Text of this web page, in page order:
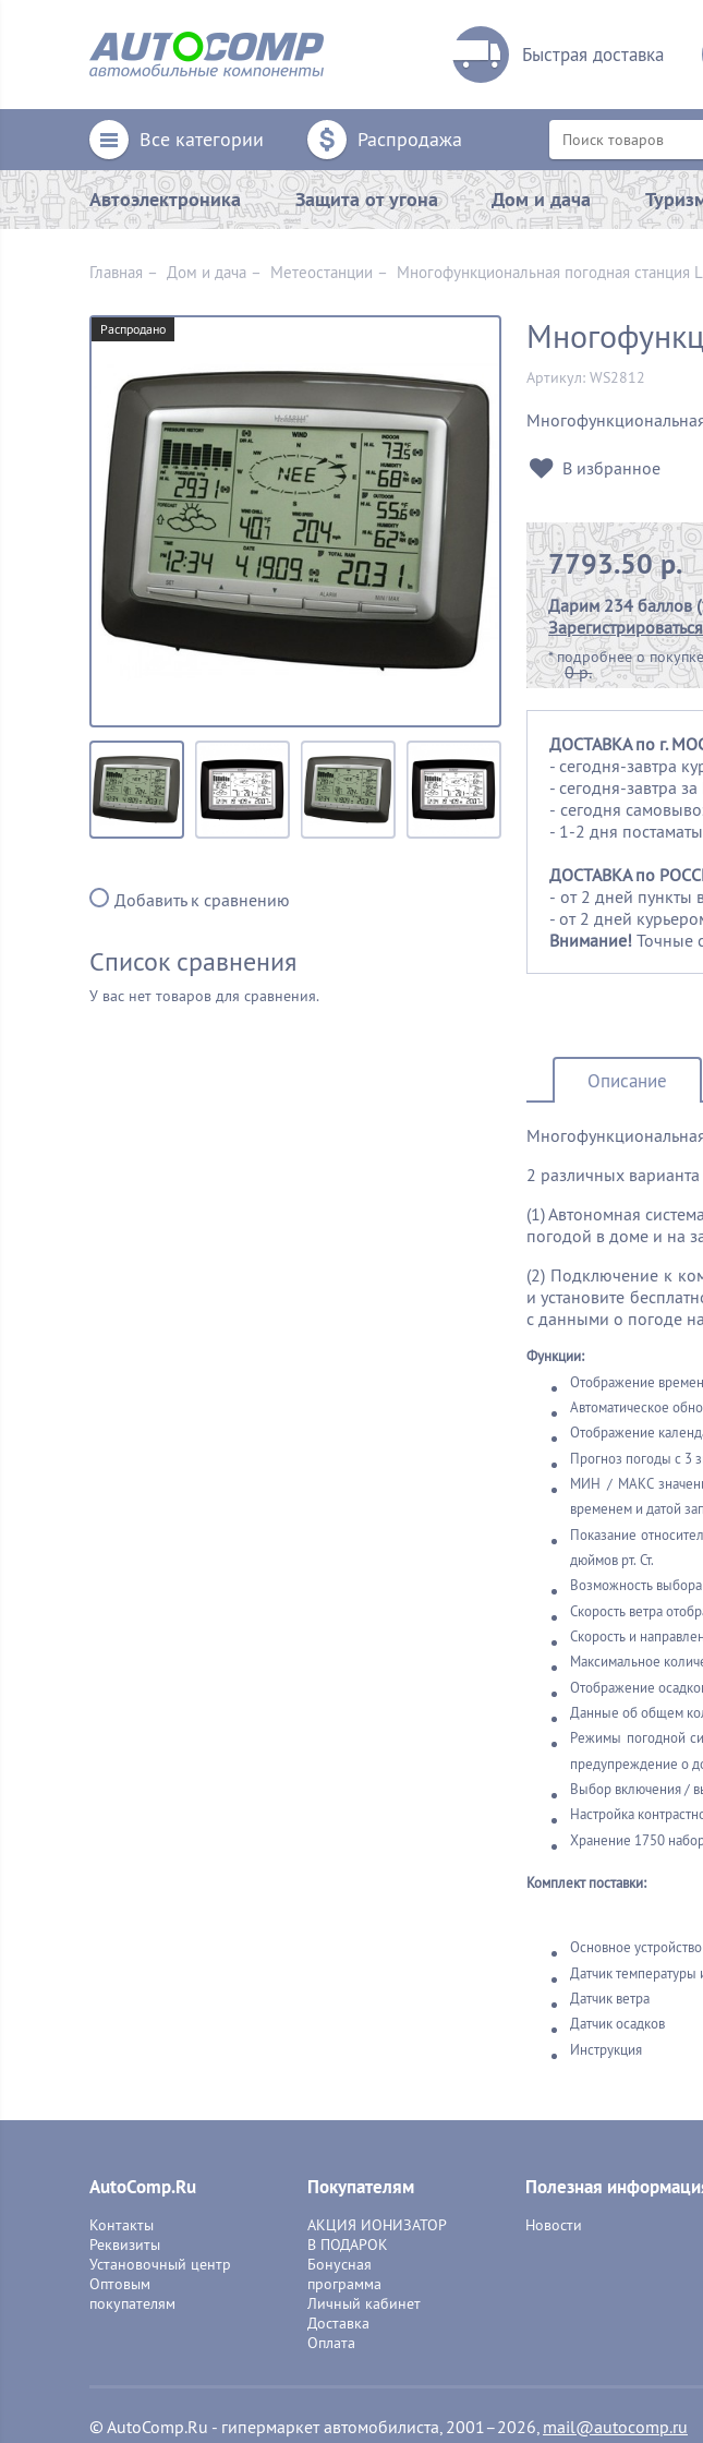
Быстрая доставка
Все категории Распродажа
Автоэлектроника Защита от угона Дом и дача
Главная – Дом и дача – Метеостанции – Многофункциональная погодная станция
Распродано
Добавить к сравнению
Список сравнения
У вас нет товаров для сравнения.
Артикул: WS2812
В избранное
7793.50 р.
0 р.
Дарим234 баллов
Зарегистрироваться
*подробнее о
ДОСТАВКА по г.
- сегодня-завтра
- сегодня-завтра
- сегодня
- 1-2 дня
ДОСТАВКА по
- от 2 дней пункты
- от 2 дней
Внимание!Точные
Описание
2 различных
(1) Автономная
погодой в доме и на
(2) Подключение к
и установите
с данными о погоде
Функции:
Отображение
Автоматическое
Отображение
Прогноз погоды с 3
МИН / МАКС
временем и датой
Показание
дюймов рт. Ст.
Возможность
Скорость ветра
Скорость и
Максимальное
Отображение
Данные об общем
Режимы погодной
предупреждение о
Выбор включения /
Настройка
Хранение 1750
Комплект поставки:
Основное устройство
Датчик температуры
Датчик ветра
Датчик осадков
Инструкция
AutoComp.Ru
Контакты
Реквизиты
Установочный центр
Оптовым
покупателям
Покупателям
АКЦИЯ ИОНИЗАТОР
В ПОДАРОК
Бонусная
программа
Личный кабинет
Доставка
Оплата
Полезная
Новости
© AutoComp.Ru - гипермаркет автомобилиста, 2001–2026, mail@autocomp.ru